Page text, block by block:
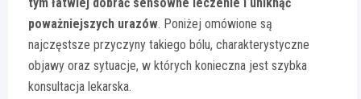
poważniejszych urazów. Poniżej omówione są
najczęstsze przyczyny takiego bólu, charakterystyczne
objawy oraz sytuacje, w których konieczna jest szybka
konsultacja lekarska.